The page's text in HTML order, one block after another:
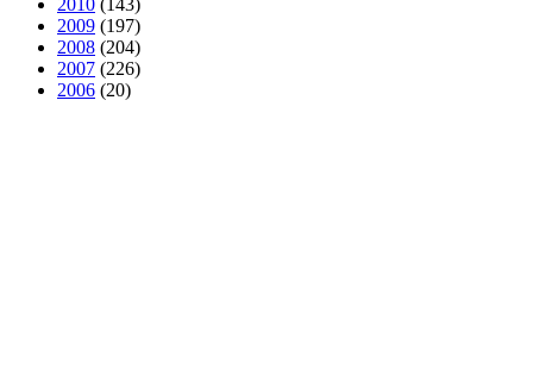
2010 (143)
2009 (197)
2008 (204)
2007 (226)
2006 (20)